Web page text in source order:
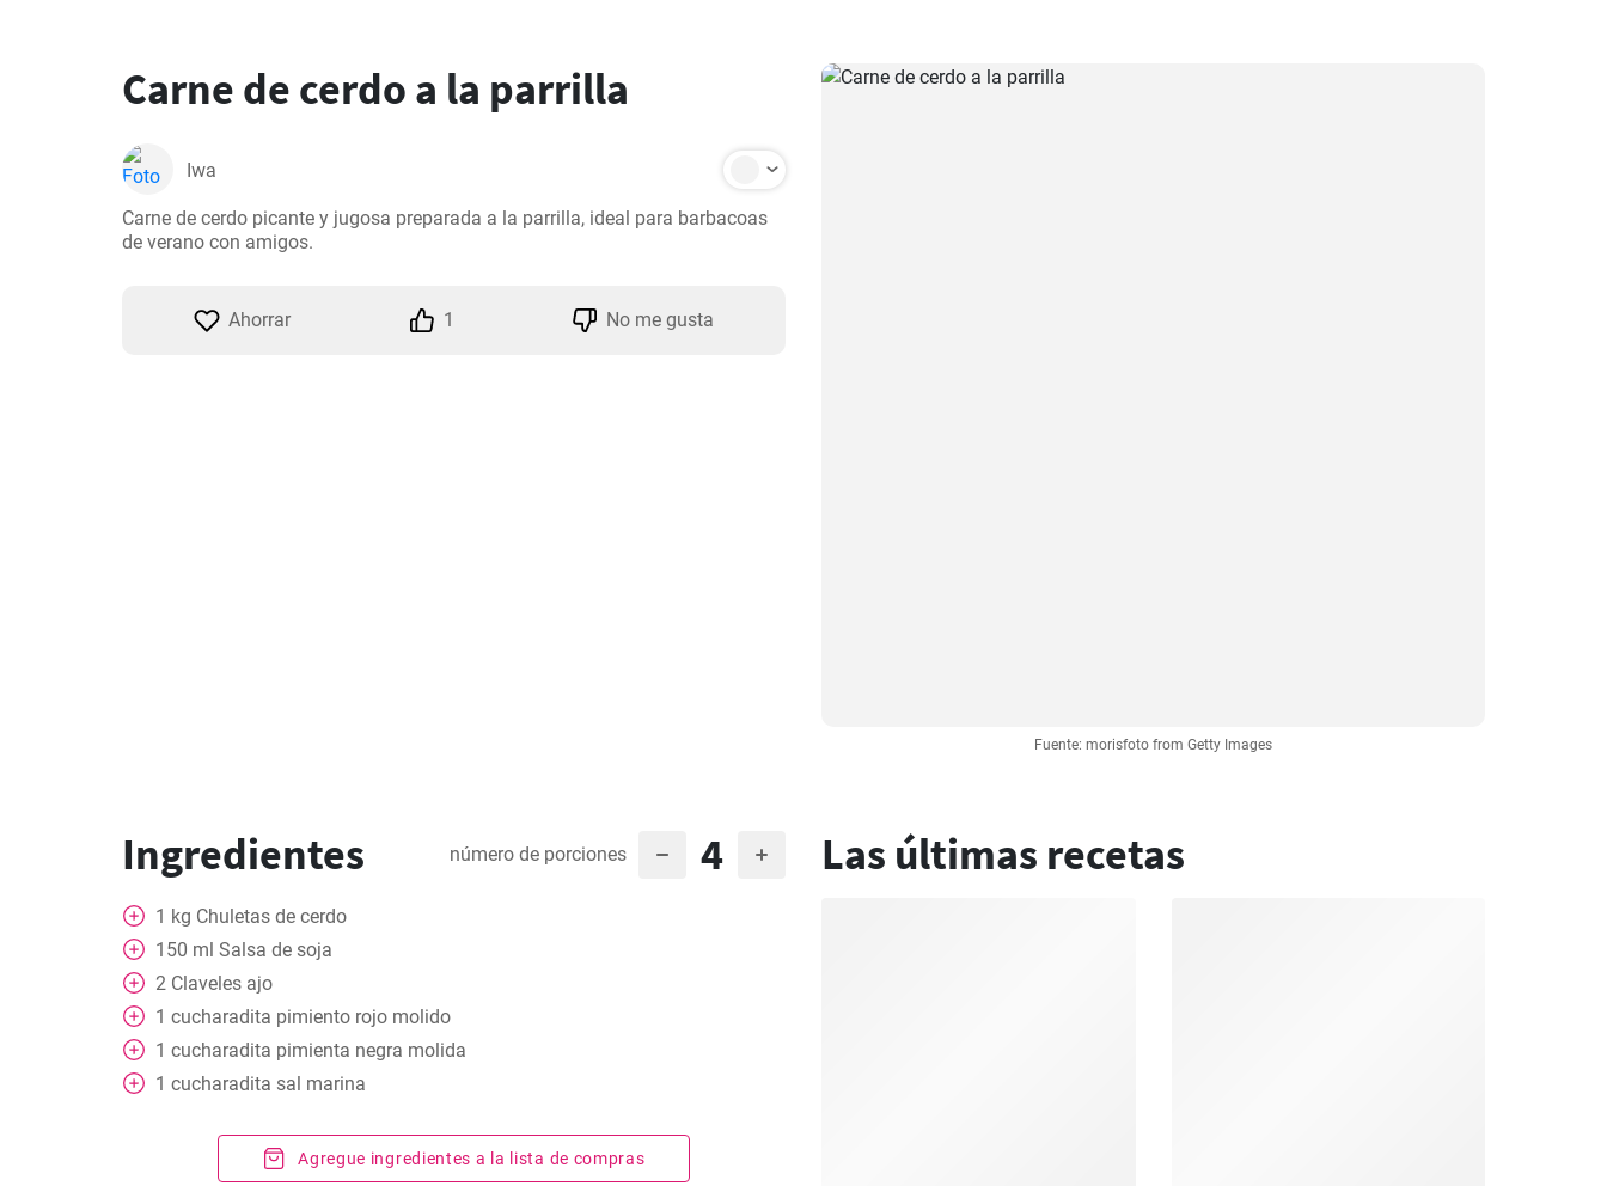
Fuente: morisfoto from Getty Images
Carne de cerdo a la parrilla
Iwa
Carne de cerdo picante y jugosa preparada a la parrilla, ideal para barbacoas
de verano con amigos.
Ahorrar 1 No me gusta
Ingredientes número de porciones 4
1 kg Chuletas de cerdo
150 ml Salsa de soja
2 Claveles ajo
1 cucharadita pimiento rojo molido
1 cucharadita pimienta negra molida
1 cucharadita sal marina
Agregue ingredientes a la lista de compras
Las últimas recetas